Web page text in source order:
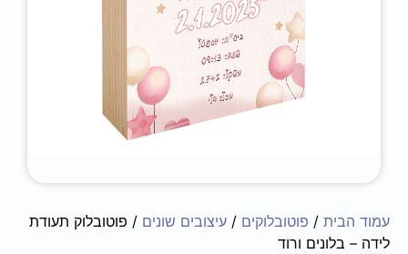
/פוטובלוקים/עיצובים שונים/ פוטובלוק תעודת
ורוד